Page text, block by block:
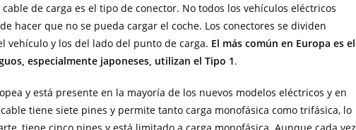
de carga es el tipo de conector. No todos los vehículos eléctricos
hacer que no se pueda cargar el coche. Los conectores se dividen
vehículo y los del lado del punto de carga. El más común en Europa es el
especialmente japoneses, utilizan el Tipo 1.
y está presente en la mayoría de los nuevos modelos eléctricos y en
tiene siete pines y permite tanto carga monofásica como trifásica, lo